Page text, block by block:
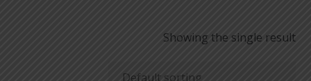
Showing the single result